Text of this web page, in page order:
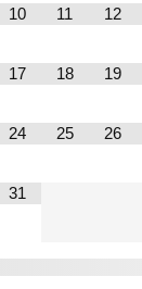
10 11 12
17 18 19
24 25 26
31